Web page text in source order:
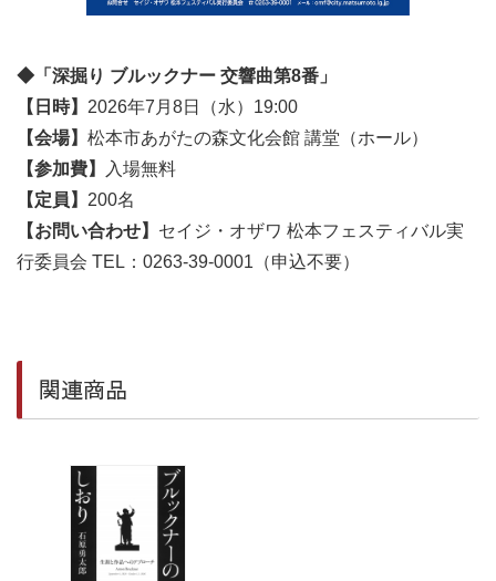
◆「深掘り ブルックナー 交響曲第8番」
【日時】 2026年7月8日（水）19:00
【会場】 松本市あがたの森文化会館 講堂（ホール）
【参加費】
入場無料
【定員】 200名
【お問い合わせ】 セイジ・オザワ 松本フェスティバル実
行委員会 TEL：0263-39-0001（申込不要）
関連商品